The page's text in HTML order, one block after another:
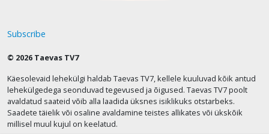
Subscribe
© 2026 Taevas TV7
Käesolevaid lehekülgi haldab Taevas TV7, kellele kuuluvad kõik antud
lehekülgedega seonduvad tegevused ja õigused. Taevas TV7 poolt
avaldatud saateid võib alla laadida üksnes isiklikuks otstarbeks.
Saadete täielik või osaline avaldamine teistes allikates või ükskõik
millisel muul kujul on keelatud.